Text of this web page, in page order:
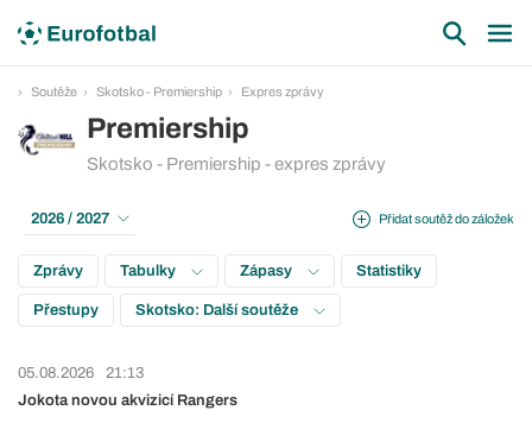
Soutěže Skotsko - Premiership Expres zprávy
Premiership
Skotsko - Premiership - expres zprávy
Přidat soutěž do záložek
2026 / 2027
Zprávy Tabulky Zápasy Statistiky
Přestupy Skotsko: Další soutěže
05.08.2026
21:13
Jokota novou akvizicí Rangers